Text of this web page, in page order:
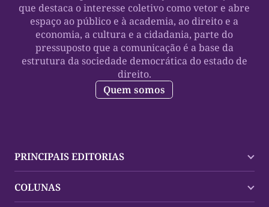
que destaca o interesse coletivo como vetor e abre
espaço ao público e à academia, ao direito e a
economia, a cultura e a cidadania, parte do
pressuposto que a comunicação é a base da
estrutura da sociedade democrática do estado de
direito.
Quem somos
PRINCIPAIS EDITORIAS
Palmas
COLUNAS